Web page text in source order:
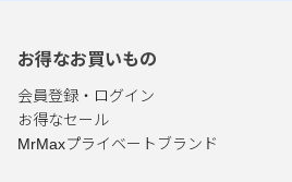
お得なお買いもの
会員登録・ログイン
お得なセール
MrMaxプライベートブランド